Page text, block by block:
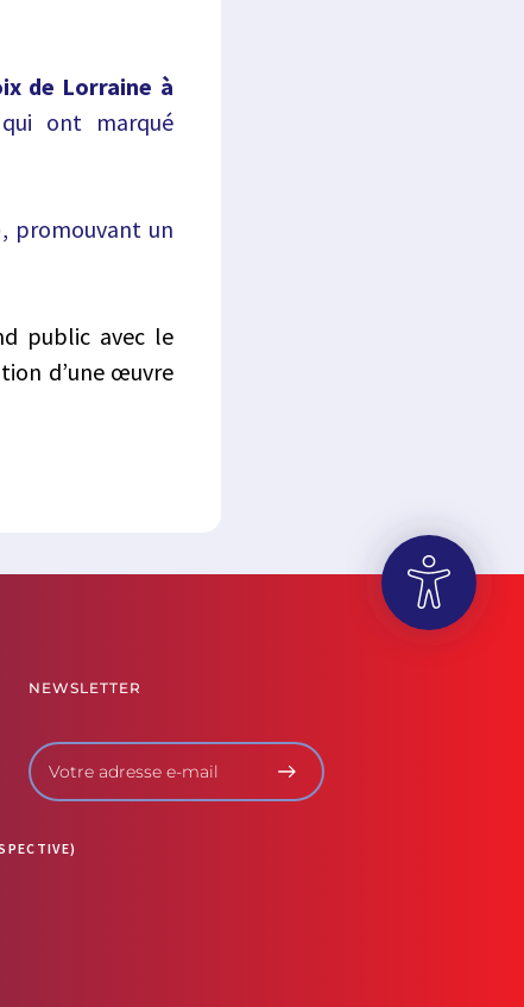
de Lorraine à
ont marqué
, promouvant un
public avec le
d’une œuvre
NEWSLETTER